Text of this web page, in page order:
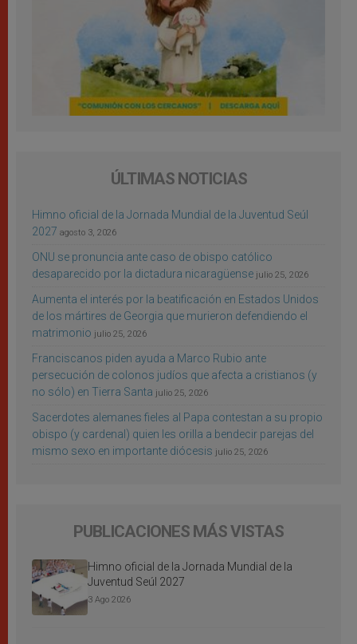
ÚLTIMAS NOTICIAS
Himno oficial de la Jornada Mundial de la Juventud Seúl
2027 agosto 3, 2026
ONU se pronuncia ante caso de obispo católico
desaparecido por la dictadura nicaragüense julio 25, 2026
Aumenta el interés por la beatificación en Estados Unidos
de los mártires de Georgia que murieron defendiendo el
matrimonio julio 25, 2026
Franciscanos piden ayuda a Marco Rubio ante
persecución de colonos judíos que afecta a cristianos (y
no sólo) en Tierra Santa julio 25, 2026
Sacerdotes alemanes fieles al Papa contestan a su propio
obispo (y cardenal) quien les orilla a bendecir parejas del
mismo sexo en importante diócesis julio 25, 2026
PUBLICACIONES MÁS VISTAS
Himno oficial de la Jornada Mundial de la
Juventud Seúl 2027
3 Ago 2026